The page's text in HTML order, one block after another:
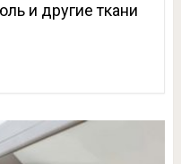
и другие ткани